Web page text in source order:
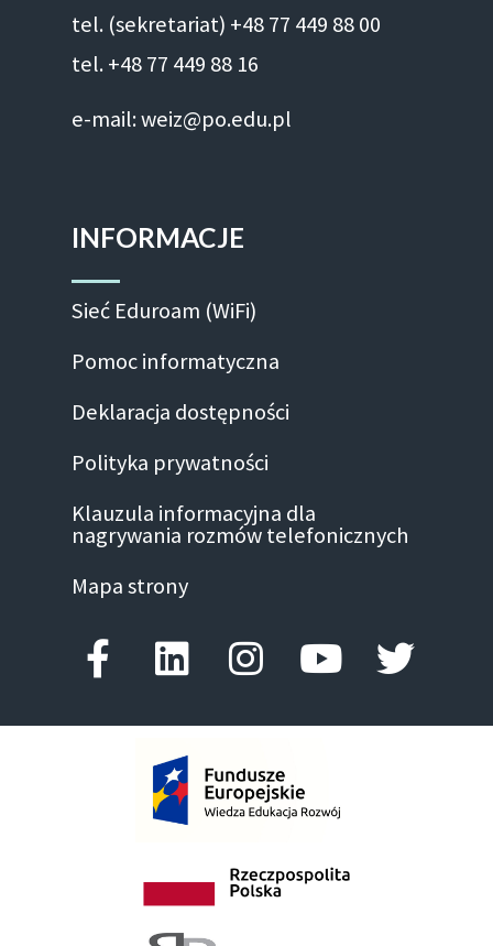
tel. (sekretariat) +48 77 449 88 00
tel. +48 77 449 88 16
e-mail: weiz@po.edu.pl
INFORMACJE
Sieć Eduroam (WiFi)
Pomoc informatyczna
Deklaracja dostępności
Polityka prywatności
Klauzula informacyjna dla
nagrywania rozmów telefonicznych
Mapa strony
Facebook-f
LinkedinInstagram
Youtube